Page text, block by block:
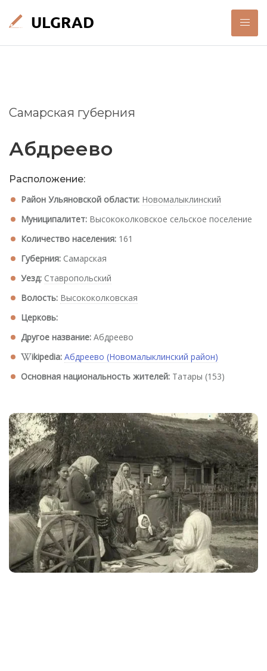
Самарская губерния
Абдреево
Расположение:
Район Ульяновской области: Новомалыклинский
Муниципалитет: Высококолковское сельское поселение
Количество населения: 161
Губерния: Самарская
Уезд: Ставропольский
Волость: Высококолковская
Церковь:
Другое название: Абдреево
ikipedia: Абдреево (Новомалыклинский район)
Основная национальность жителей: Татары (153)